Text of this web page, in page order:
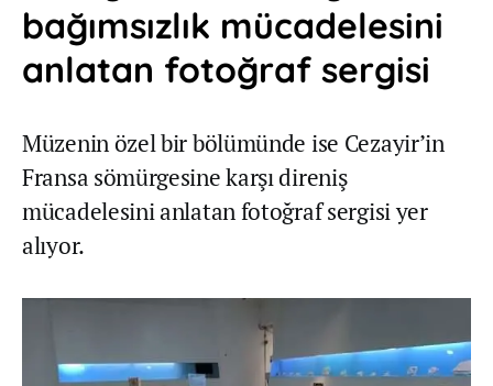
bağımsızlık mücadelesini
anlatan fotoğraf sergisi
Müzenin özel bir bölümünde ise Cezayir’in
Fransa sömürgesine karşı direniş
mücadelesini anlatan fotoğraf sergisi yer
alıyor.